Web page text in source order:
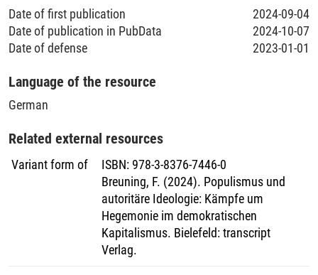
Date of first publication
2024-09-04
Date of publication in PubData
2024-10-07
Date of defense
2023-01-01
Language of the resource
German
Related external resources
Variant form of ISBN: 978-3-8376-7446-0
Breuning, F. (2024). Populismus und
autoritäre Ideologie: Kämpfe um
Hegemonie im demokratischen
Kapitalismus. Bielefeld: transcript
Verlag.